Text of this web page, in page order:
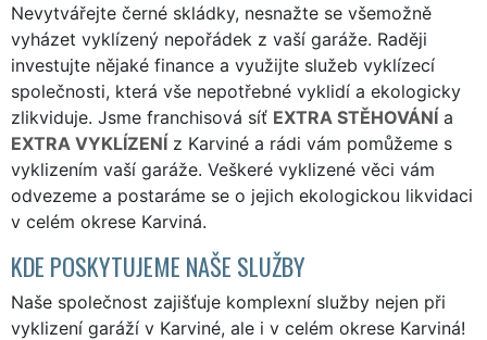
Nevytvářejte černé skládky, nesnažte se všemožně
vyházet vyklízený nepořádek z vaší garáže. Raději
investujte nějaké finance a využijte služeb vyklízecí
společnosti, která vše nepotřebné vyklidí a ekologicky
zlikviduje. Jsme franchisová síť EXTRA STĚHOVÁNÍ a
EXTRA VYKLÍZENÍ z Karviné a rádi vám pomůžeme s
vyklizením vaší garáže. Veškeré vyklizené věci vám
odvezeme a postaráme se o jejich ekologickou likvidaci
v celém okrese Karviná.
KDE POSKYTUJEME NAŠE SLUŽBY
Naše společnost zajišťuje komplexní služby nejen při
vyklizení garáží v Karviné, ale i v celém okrese Karviná!